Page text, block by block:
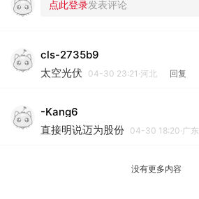
cls-2735b9
太空光伏
04-30 23:21·河北 回复
-Kang6
直接明说迈为股份 04-30 18:20·广东
没有更多内容